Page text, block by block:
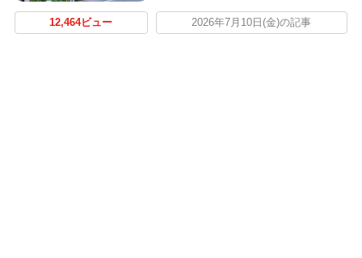
12,464ビュー 2026年7月10日(金)の記事